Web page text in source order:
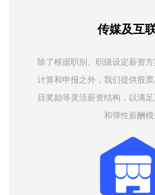
传媒及互
除了根据职别、职级设定薪资
计算和申报之外，我们提供股
目奖励等灵活薪资结构，以满
和弹性薪酬